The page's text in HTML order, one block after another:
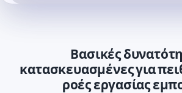
s
Βασικές
κατασκευασμένες για
ροές εργασίας